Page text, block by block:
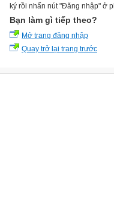
ký rồi nhấn nút "Đăng nhập" ở
Bạn làm gì tiếp theo?
Mở trang đăng nhập
Quay trở lại trang trước